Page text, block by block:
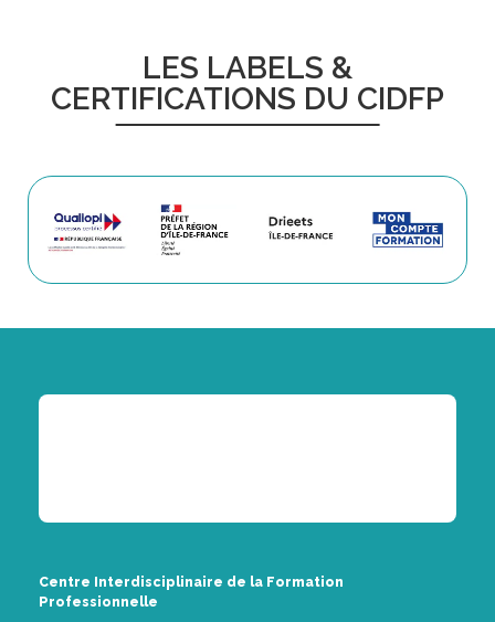
LES LABELS &
CERTIFICATIONS DU CIDFP
Centre Interdisciplinaire de la Formation
Professionnelle